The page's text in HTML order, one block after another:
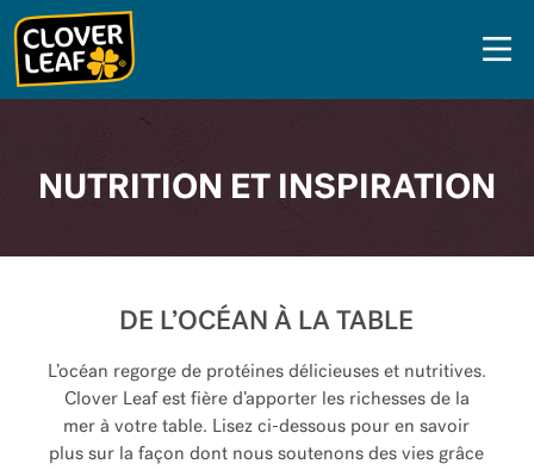
Skip
to
content
NUTRITION ET INSPIRATION
DE L’OCÉAN À LA TABLE
L’océan regorge de protéines délicieuses et nutritives.
Clover Leaf est fière d’apporter les richesses de la
mer à votre table. Lisez ci-dessous pour en savoir
plus sur la façon dont nous soutenons des vies grâce